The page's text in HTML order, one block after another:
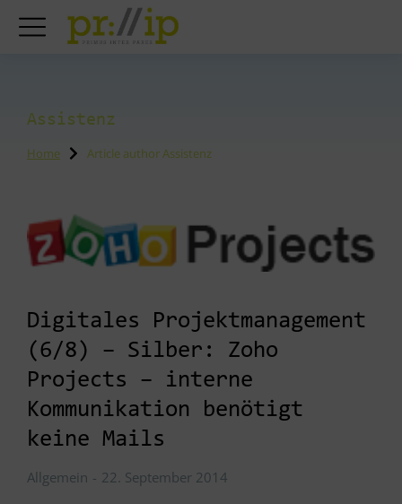
Assistenz
You are here:
Home Article author Assistenz
Digitales Projektmanagement
(6/8) – Silber: Zoho
Projects – interne
Kommunikation benötigt
keine Mails
Allgemein 22. September 2014